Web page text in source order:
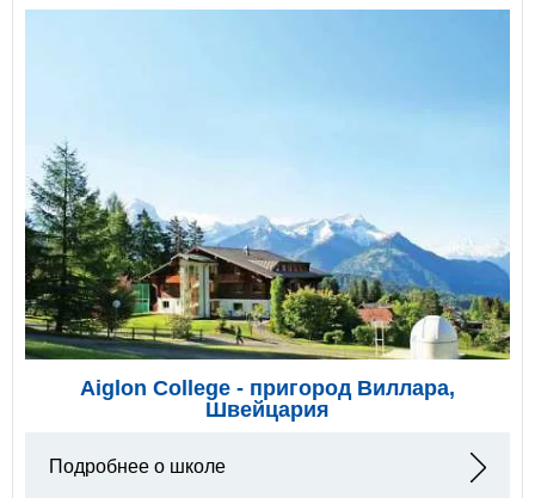
Aiglon College - пригород Виллара,
Швейцария
Подробнее о школе